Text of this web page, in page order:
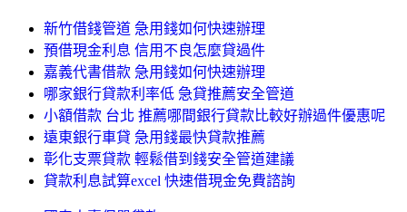
新竹借錢管道 急用錢如何快速辦理
預借現金利息 信用不良怎麼貸過件
嘉義代書借款 急用錢如何快速辦理
哪家銀行貸款利率低 急貸推薦安全管道
小額借款 台北 推薦哪間銀行貸款比較好辦過件優惠呢
遠東銀行車貸 急用錢最快貸款推薦
彰化支票貸款 輕鬆借到錢安全管道建議
貸款利息試算excel 快速借現金免費諮詢